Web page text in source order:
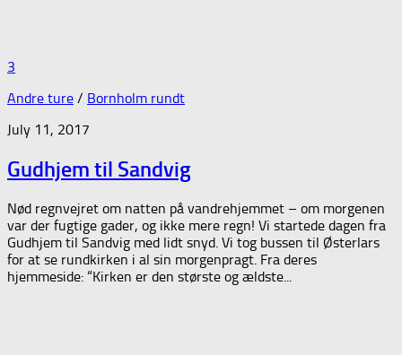
3
Andre ture / Bornholm rundt
July 11, 2017
Gudhjem til Sandvig
Nød regnvejret om natten på vandrehjemmet – om morgenen
var der fugtige gader, og ikke mere regn! Vi startede dagen fra
Gudhjem til Sandvig med lidt snyd. Vi tog bussen til Østerlars
for at se rundkirken i al sin morgenpragt. Fra deres
hjemmeside: “Kirken er den største og ældste...